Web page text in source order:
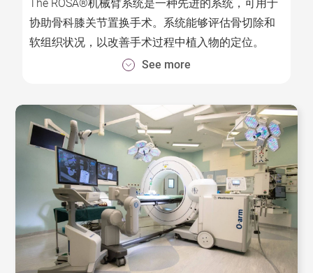
- 导航系统可减少手术过程中所吸收的辐射剂量
- 机械臂的稳定性高，可加强手术过程的准确度和精
解病人的身体结构，提高手术的准确性。
The ROSA®机械臂系统是一种先进的系统，可用于
协助骨科膝关节置换手术。系统能够评估骨切除和
软组织状况，以改善手术过程中植入物的定位。
建全面的术前计划。
- 更安全的手术体验：系统可以辅助进行精确的手术
切除，减少发生错误。
- 机械臂引导：系统在手术过程中能自动校正，确保
植入物放置的准确性。
优势:
- 完整的术前计划有助外科医生建构出具体影像分
析，亦可增强病人对手术的信心。
See more